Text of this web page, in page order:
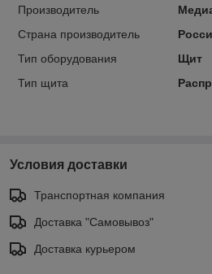
Производитель
Страна производитель
Тип оборудования
Щит
Тип щита
Условия доставки
Транспортная компания
Доставка "Самовывоз"
Доставка курьером